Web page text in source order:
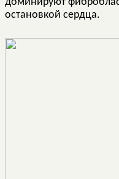
остановкой сердца.